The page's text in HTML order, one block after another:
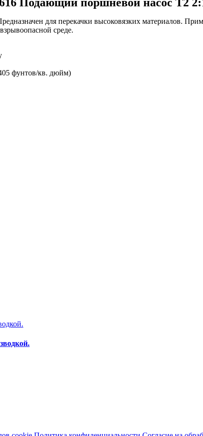
Подающий поршневой насос Т2
для перекачки высоковязких материалов.
среде.
фунтов/кв. дюйм)